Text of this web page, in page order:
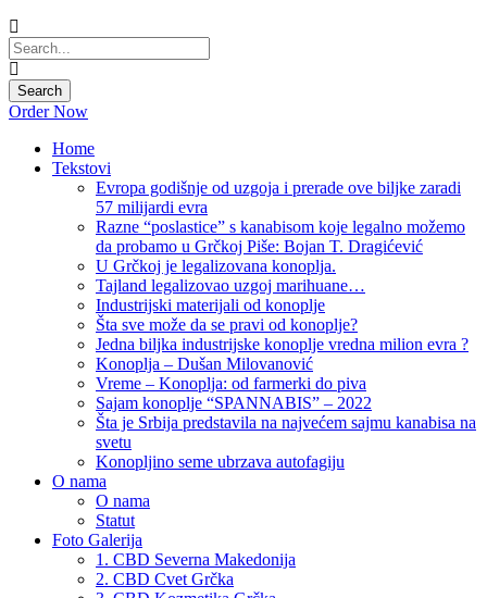
Order Now
Home
Tekstovi
Evropa godišnje od uzgoja i prerade ove biljke zaradi
57 milijardi evra
Razne “poslastice” s kanabisom koje legalno možemo
da probamo u Grčkoj Piše: Bojan T. Dragićević
U Grčkoj je legalizovana konoplja.
Tajland legalizovao uzgoj marihuane…
Industrijski materijali od konoplje
Šta sve može da se pravi od konoplje?
Jedna biljka industrijske konoplje vredna milion evra ?
Konoplja – Dušan Milovanović
Vreme – Konoplja: od farmerki do piva
Sajam konoplje “SPANNABIS” – 2022
Šta je Srbija predstavila na najvećem sajmu kanabisa na
svetu
Konopljino seme ubrzava autofagiju
O nama
O nama
Statut
Foto Galerija
1. CBD Severna Makedonija
2. CBD Cvet Grčka